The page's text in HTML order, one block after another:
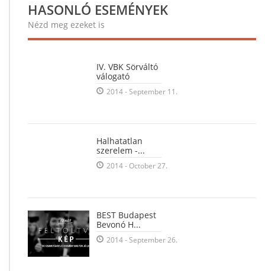
HASONLÓ ESEMÉNYEK
Nézd meg ezeket is
IV. VBK Sörváltó
válogató
2014 - September 11.
Halhatatlan
szerelem -...
2014 - October 27.
BEST Budapest
Bevonó H...
2014 - September 26.